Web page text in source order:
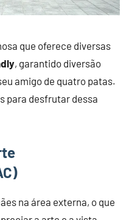
que oferece diversas
, garantido diversão
amigo de quatro patas.
para desfrutar dessa
na área externa, o que